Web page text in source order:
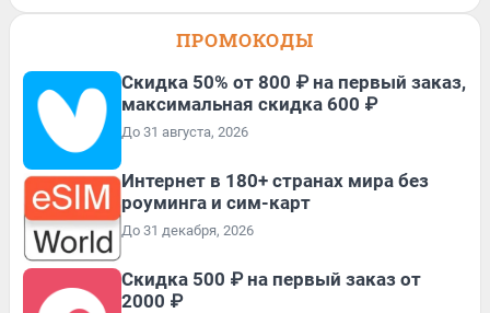
ПРОМОКОДЫ
Скидка 50% от 800 ₽ на первый заказ,
максимальная скидка 600 ₽
До 31 августа, 2026
Интернет в 180+ странах мира без
роуминга и сим-карт
До 31 декабря, 2026
Скидка 500 ₽ на первый заказ от
2000 ₽